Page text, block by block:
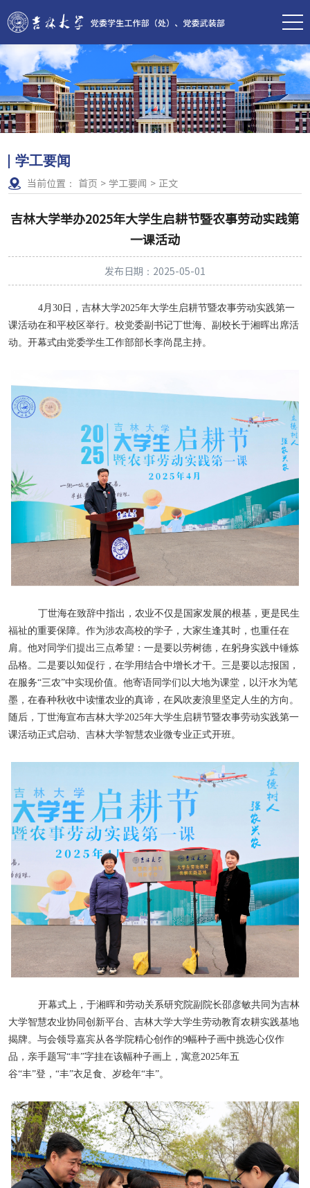
学工要闻
当前位置： 首页 > 学工要闻 > 正文
吉林大学举办2025年大学生启耕节暨农事劳动实践第
一课活动
发布日期：2025-05-01
4月 30 日，吉林大学2025年大学生启耕节暨农事劳动实践第一
课活动在和平校区举行。校党委副书记丁世海、副校长于湘晖出席活
动。开幕式由党委学生工作部部长李尚昆主持。
丁世海在致辞中指出，农业不仅是国家发展的根基，更是民生
福祉的重要保障。作为涉农高校的学子，大家生逢其时，也重任在
肩。他对同学们提出三点希望：一是要以劳树德，在躬身实践中锤炼
品格。二是要以知促行，在学用结合中增长才干。三是要以志报国，
在服务“三农”中实现价值。他寄语同学们以大地为课堂，以汗水为笔
墨，在春种秋收中读懂农业的真谛，在风吹麦浪里坚定人生的方向。
随后，丁世海宣布吉林大学2025年大学生启耕节暨农事劳动实践第一
课活动正式启动、吉林大学智慧农业微专业正式开班。
开幕式上，于湘晖和劳动关系研究院副院长邵彦敏共同为吉林
大学智慧农业协同创新平台、吉林大学大学生劳动教育农耕实践基地
揭牌。与会领导嘉宾从各学院精心创作的9幅种子画中挑选心仪作
品，亲手题写“丰”字挂在该幅种子画上，寓意2025年五
谷“丰”登，“丰”衣足食、岁稔年“丰”。